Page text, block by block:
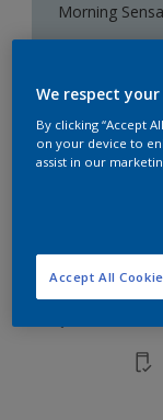
Morning
Ukuran
We respect
By clicking “Accept
on your device to
assist in our
Accept All